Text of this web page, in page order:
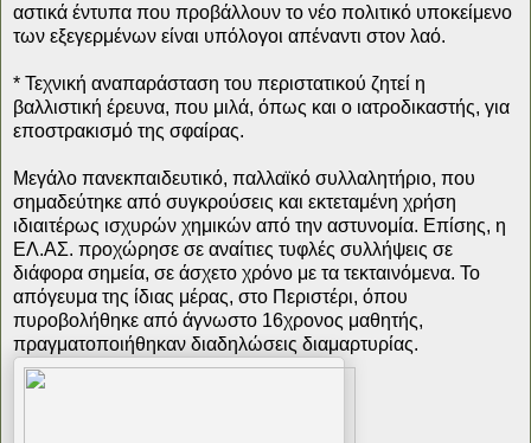
αστικά έντυπα που προβάλλουν το νέο πολιτικό υποκείμενο
των εξεγερμένων είναι υπόλογοι απέναντι στον λαό.
* Τεχνική αναπαράσταση του περιστατικού ζητεί η
βαλλιστική έρευνα, που μιλά, όπως και ο ιατροδικαστής, για
εποστρακισμό της σφαίρας.
Μεγάλο πανεκπαιδευτικό, παλλαϊκό συλλαλητήριο, που
σημαδεύτηκε από συγκρούσεις και εκτεταμένη χρήση
ιδιαιτέρως ισχυρών χημικών από την αστυνομία. Επίσης, η
ΕΛ.ΑΣ. προχώρησε σε αναίτιες τυφλές συλλήψεις σε
διάφορα σημεία, σε άσχετο χρόνο με τα τεκταινόμενα. Το
απόγευμα της ίδιας μέρας, στο Περιστέρι, όπου
πυροβολήθηκε από άγνωστο 16χρονος μαθητής,
πραγματοποιήθηκαν διαδηλώσεις διαμαρτυρίας.